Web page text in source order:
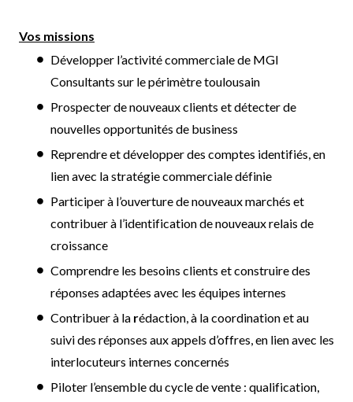
Vos missions
Développer l’activité commerciale de MGI
Consultants sur le périmètre toulousain
Prospecter de nouveaux clients et détecter de
nouvelles opportunités de business
Reprendre et développer des comptes identifiés, en
lien avec la stratégie commerciale définie
Participer à l’ouverture de nouveaux marchés et
contribuer à l’identification de nouveaux relais de
croissance
Comprendre les besoins clients et construire des
réponses adaptées avec les équipes internes
Contribuer à la rédaction, à la coordination et au
suivi des réponses aux appels d’offres, en lien avec les
interlocuteurs internes concernés
Piloter l’ensemble du cycle de vente : qualification,